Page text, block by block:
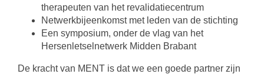
therapeuten van het revalidatiecentrum
Netwerkbijeenkomst met leden van de stichting
Een symposium, onder de vlag van het
Hersenletselnetwerk Midden Brabant
De kracht van MENT is dat we een goede partner zijn